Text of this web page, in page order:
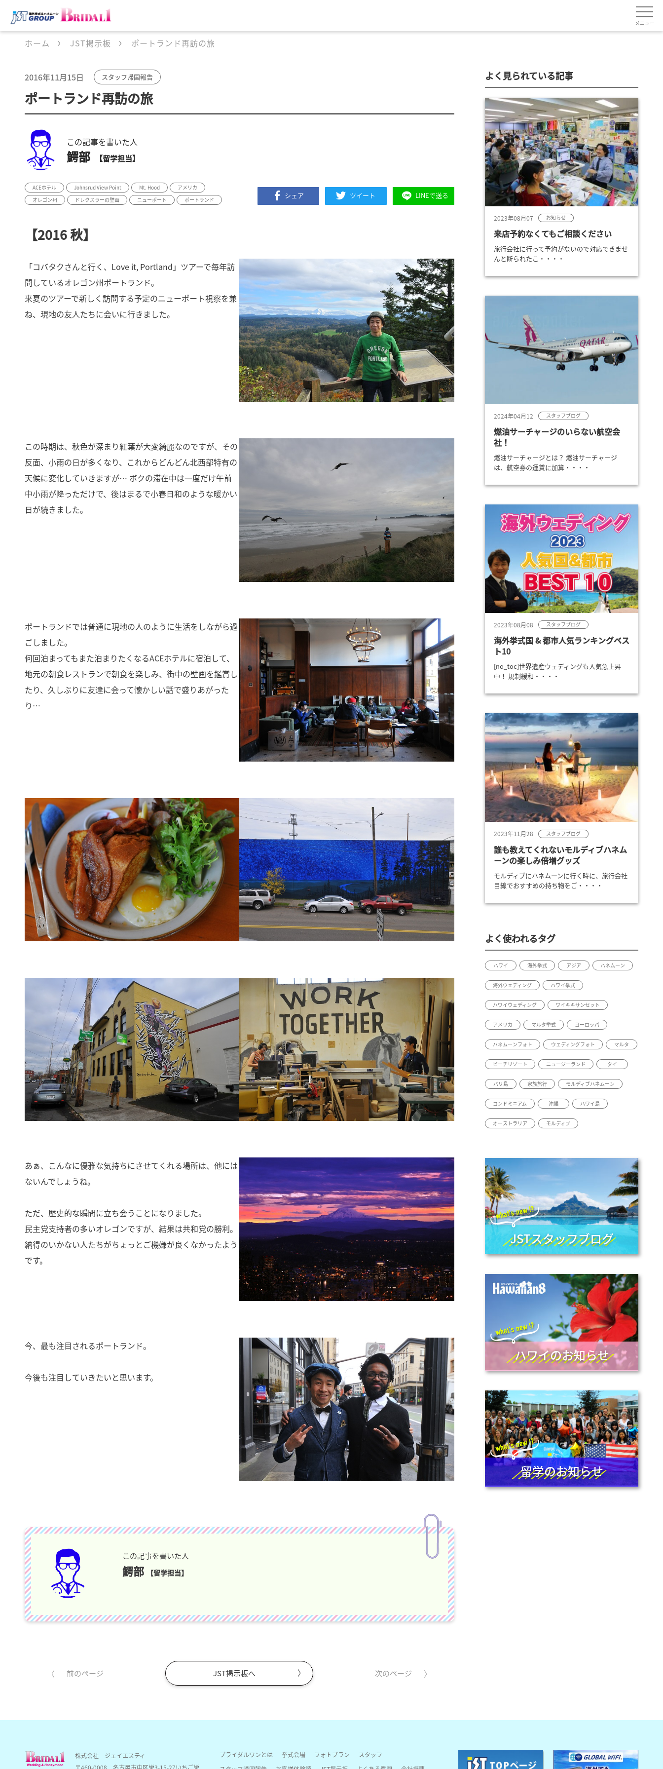
メニュー
ホーム JST掲示板 ポートランド再訪の旅
2016年11月15日 スタッフ帰国報告
ポートランド再訪の旅
この記事を書いた人
鰐部 【留学担当】
ACEホテル Johnsrud View Point Mt. Hood
アメリカ
オレゴン州
ドレクスラーの壁画 ニューポート ポートランド シェア ツイート LINEで送る
【2016 秋】
「コバタクさんと行く、Love it, Portland」ツアーで毎年訪
問しているオレゴン州ポートランド。
来夏のツアーで新しく訪問する予定のニューポート視察を兼
ね、現地の友人たちに会いに行きました。
この時期は、秋色が深まり紅葉が大変綺麗なのですが、その
反面、小雨の日が多くなり、これからどんどん北西部特有の
天候に変化していきますが… ボクの滞在中は一度だけ午前
中小雨が降っただけで、後はまるで小春日和のような暖かい
日が続きました。
ポートランドでは普通に現地の人のように生活をしながら過
ごしました。
何回泊まってもまた泊まりたくなるACEホテルに宿泊して、
地元の朝食レストランで朝食を楽しみ、街中の壁画を鑑賞し
たり、久しぶりに友達に会って懐かしい話で盛りあがった
り…
あぁ、こんなに優雅な気持ちにさせてくれる場所は、他には
ないんでしょうね。
ただ、歴史的な瞬間に立ち会うことになりました。
民主党支持者の多いオレゴンですが、結果は共和党の勝利。
納得のいかない人たちがちょっとご機嫌が良くなかったよう
です。
今、最も注目されるポートランド。
今後も注目していきたいと思います。
この記事を書いた人
鰐部 【留学担当】
前のページ JST掲示板へ 次のページ
よく見られている記事
2023年08月07 お知らせ
来店予約なくてもご相談ください
旅行会社に行って予約がないので対応できませ
んと断られたこ・・・・
2024年04月12 スタッフブログ
燃油サーチャージのいらない航空会
社！
燃油サーチャージとは？ 燃油サーチャージ
は、航空券の運賃に加算・・・・
2023年08月08 スタッフブログ
海外挙式国 & 都市人気ランキングベス
ト10
[no_toc]世界遺産ウェディングも人気急上昇
中！ 規制緩和・・・・
2023年11月28 スタッフブログ
誰も教えてくれないモルディブハネム
ーンの楽しみ倍増グッズ
モルディブにハネムーンに行く時に、旅行会社
目線でおすすめの持ち物をご・・・・
よく使われるタグ
ハワイ 海外挙式 アジア ハネムーン
海外ウェディング ハワイ挙式
ハワイウェディング ワイキキサンセット
アメリカ マルタ挙式 ヨーロッパ
ハネムーンフォト ウェディングフォト マルタ
ビーチリゾート ニュージーランド タイ
バリ島 家族旅行 モルディブハネムーン
コンドミニアム 沖縄 ハワイ島
オーストラリア モルディブ
JSTスタッフブログ
ハワイのお知らせ
留学のお知らせ
株式会社 ジェイエスティ
〒460-0008名古屋市中区栄3-15-27いちご栄
ブライダルワンとは 挙式会場 フォトプラン
スタッフ